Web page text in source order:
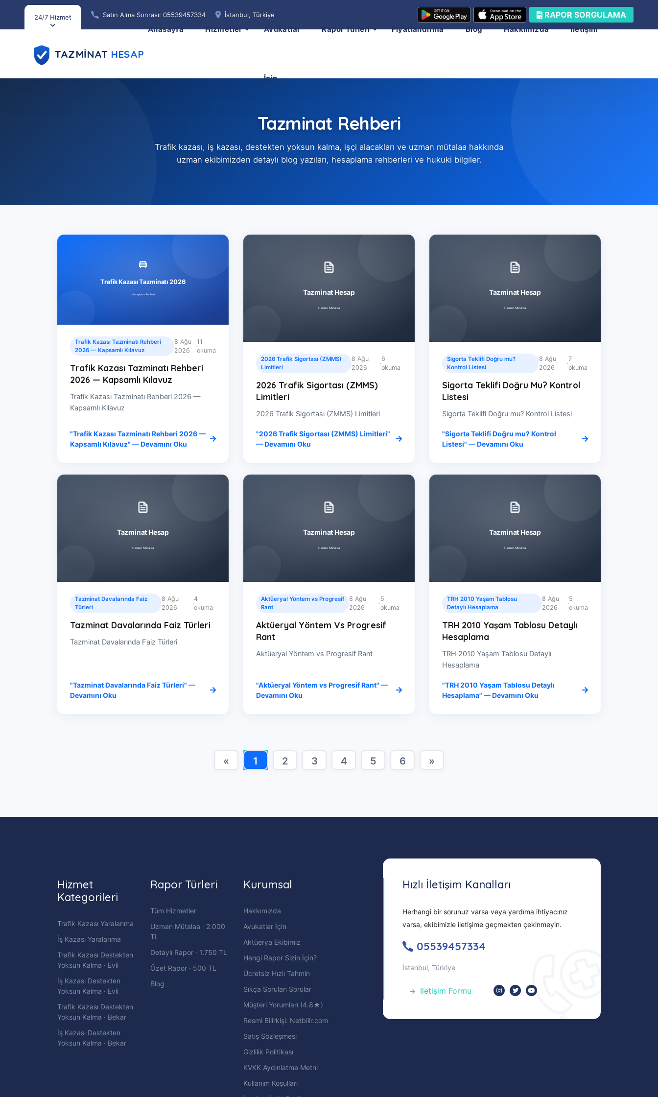
24/7 Hizmet Satın Alma Sonrası: 05539457334 İstanbul, Türkiye RAPOR SORGULAMA
TAZMİNAT HESAP
Anasayfa Hizmetler Avukatlar
İçin
Rapor Türleri Fiyatlandırma Blog Hakkımızda İletişim
Tazminat Rehberi
Trafik kazası, iş kazası, destekten yoksun kalma, işçi alacakları ve uzman mütalaa hakkında
uzman ekibimizden detaylı blog yazıları, hesaplama rehberleri ve hukuki bilgiler.
Trafik Kazası Tazminatı Rehberi
2026 — Kapsamlı Kılavuz
8 Ağu
2026
·
11
okuma
Trafik Kazası Tazminatı Rehberi
2026 — Kapsamlı Kılavuz
Trafik Kazası Tazminatı Rehberi 2026 —
Kapsamlı Kılavuz
"Trafik Kazası Tazminatı Rehberi 2026 —
Kapsamlı Kılavuz" — Devamını Oku
2026 Trafik Sigortası (ZMMS)
Limitleri
8 Ağu
2026
·
6
okuma
2026 Trafik Sigortası (ZMMS)
Limitleri
2026 Trafik Sigortası (ZMMS) Limitleri
"2026 Trafik Sigortası (ZMMS) Limitleri"
— Devamını Oku
Sigorta Teklifi Doğru mu?
Kontrol Listesi
8 Ağu
2026
·
7
okuma
Sigorta Teklifi Doğru Mu? Kontrol
Listesi
Sigorta Teklifi Doğru mu? Kontrol Listesi
"Sigorta Teklifi Doğru mu? Kontrol
Listesi" — Devamını Oku
Tazminat Davalarında Faiz
Türleri
8 Ağu
2026
·
4
okuma
Tazminat Davalarında Faiz Türleri
Tazminat Davalarında Faiz Türleri
"Tazminat Davalarında Faiz Türleri" —
Devamını Oku
Aktüeryal Yöntem vs Progresif
Rant
8 Ağu
2026
·
5
okuma
Aktüeryal Yöntem Vs Progresif
Rant
Aktüeryal Yöntem vs Progresif Rant
"Aktüeryal Yöntem vs Progresif Rant" —
Devamını Oku
TRH 2010 Yaşam Tablosu
Detaylı Hesaplama
8 Ağu
2026
·
5
okuma
TRH 2010 Yaşam Tablosu Detaylı
Hesaplama
TRH 2010 Yaşam Tablosu Detaylı
Hesaplama
"TRH 2010 Yaşam Tablosu Detaylı
Hesaplama" — Devamını Oku
« 1 2 3 4 5 6 »
Hizmet
Kategorileri
Trafik Kazası Yaralanma
İş Kazası Yaralanma
Trafik Kazası Destekten
Yoksun Kalma · Evli
İş Kazası Destekten
Yoksun Kalma · Evli
Trafik Kazası Destekten
Yoksun Kalma · Bekar
İş Kazası Destekten
Yoksun Kalma · Bekar
Rapor Türleri
Tüm Hizmetler
Uzman Mütalaa · 2.000
TL
Detaylı Rapor · 1.750 TL
Özet Rapor · 500 TL
Blog
Kurumsal
Hakkımızda
Avukatlar İçin
Aktüerya Ekibimiz
Hangi Rapor Sizin İçin?
Ücretsiz Hızlı Tahmin
Sıkça Sorulan Sorular
Müşteri Yorumları (4.8★)
Resmi Bilirkişi: Netbilir.com
Satış Sözleşmesi
Gizlilik Politikası
KVKK Aydınlatma Metni
Kullanım Koşulları
Hızlı İletişim Kanalları
Herhangi bir sorunuz varsa veya yardıma ihtiyacınız
varsa, ekibimizle iletişime geçmekten çekinmeyin.
05539457334
İstanbul, Türkiye
Iletişim Formu